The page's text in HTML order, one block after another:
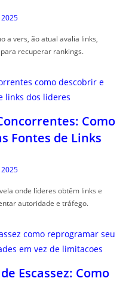
a vers, ão atual avalia links,
recuperar rankings.
Como
Fontes de Links
onde líderes obtêm links e
autoridade e tráfego.
Escassez: Como